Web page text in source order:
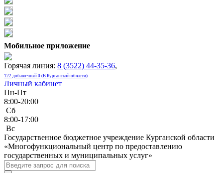
Мобильное приложение
Горячая линия: 8 (3522) 44-35-36,
122 добавочный 0 (В Курганской области)
Личный кабинет
Пн-Пт
8:00-20:00
Сб
8:00-17:00
Bc
Государственное бюджетное учреждение Курганской области
«Многофункциональный центр по предоставлению
государственных и муниципальных услуг»